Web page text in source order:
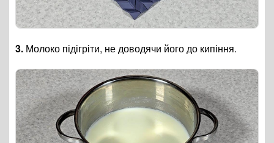
3. Молоко підігріти, не доводячи його до кипіння.